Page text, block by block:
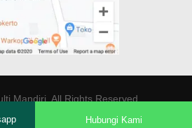
Mandiri. All Rights Reserved.
Hubungi Kami